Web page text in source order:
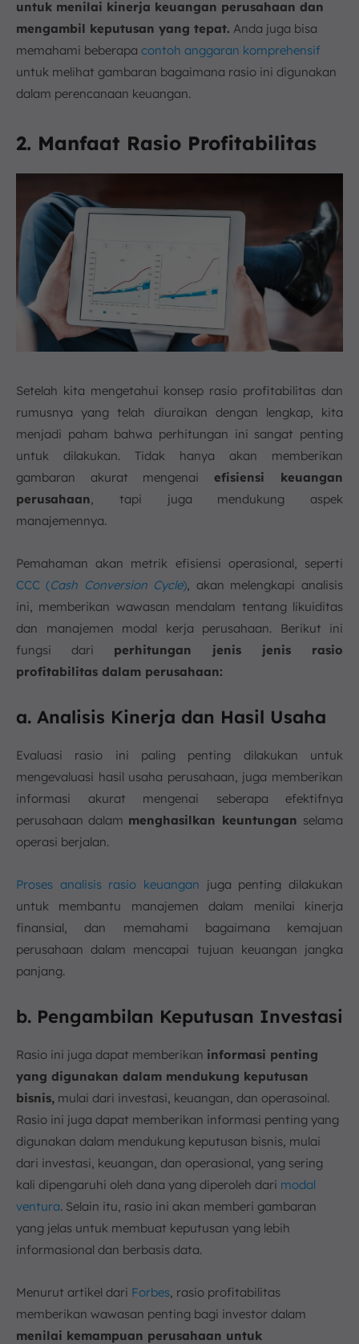
untuk menilai kinerja keuangan perusahaan dan
mengambil keputusan yang tepat. Anda juga bisa
memahami beberapa contoh anggaran komprehensif
untuk melihat gambaran bagaimana rasio ini digunakan
dalam perencanaan keuangan.
2. Manfaat Rasio Profitabilitas
Setelah kita mengetahui konsep rasio profitabilitas dan
rumusnya yang telah diuraikan dengan lengkap, kita
menjadi paham bahwa perhitungan ini sangat penting
untuk dilakukan. Tidak hanya akan memberikan
gambaran akurat mengenai efisiensi keuangan
perusahaan , tapi juga mendukung aspek
manajemennya.
Pemahaman akan metrik efisiensi operasional, seperti
CCC (Cash Conversion Cycle) , akan melengkapi analisis
ini, memberikan wawasan mendalam tentang likuiditas
dan manajemen modal kerja perusahaan. Berikut ini
fungsi dari perhitungan jenis jenis rasio
profitabilitas dalam perusahaan:
a. Analisis Kinerja dan Hasil Usaha
Evaluasi rasio ini paling penting dilakukan untuk
mengevaluasi hasil usaha perusahaan, juga memberikan
informasi akurat mengenai seberapa efektifnya
perusahaan dalam menghasilkan keuntungan selama
operasi berjalan.
Proses analisis rasio keuangan juga penting dilakukan
untuk membantu manajemen dalam menilai kinerja
finansial, dan memahami bagaimana kemajuan
perusahaan dalam mencapai tujuan keuangan jangka
panjang.
b. Pengambilan Keputusan Investasi
Rasio ini juga dapat memberikan informasi penting
yang digunakan dalam mendukung keputusan
bisnis, mulai dari investasi, keuangan, dan operasoinal.
Rasio ini juga dapat memberikan informasi penting yang
digunakan dalam mendukung keputusan bisnis, mulai
dari investasi, keuangan, dan operasional, yang sering
kali dipengaruhi oleh dana yang diperoleh dari modal
ventura. Selain itu, rasio ini akan memberi gambaran
yang jelas untuk membuat keputusan yang lebih
informasional dan berbasis data.
Menurut artikel dari Forbes , rasio profitabilitas
memberikan wawasan penting bagi investor dalam
menilai kemampuan perusahaan untuk